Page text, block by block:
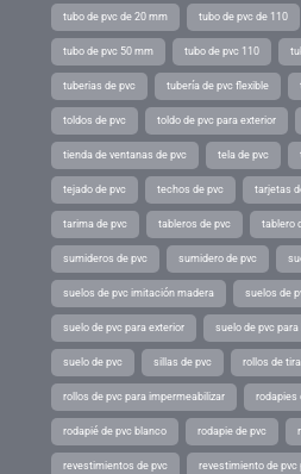
tubo de pvc de 20 mm tubo de pvc de 110
tubo de pvc 50 mm tubo de pvc 110
tuberias de pvc tubería de pvc flexible
toldos de pvc toldo de pvc para exterior
tienda de ventanas de pvc tela de pvc
tejado de pvc techos de pvc tarjetas
tarima de pvc tableros de pvc tablero
sumideros de pvc sumidero de pvc
suelos de pvc imitación madera suelos de
suelo de pvc para exterior suelo de pvc para
suelo de pvc sillas de pvc rollos de
rollos de pvc para impermeabilizar rodapies
rodapié de pvc blanco rodapie de pvc
revestimientos de pvc revestimiento de pvc